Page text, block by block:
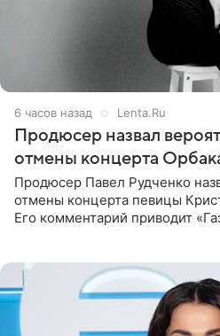
6 часов назад Lenta.Ru
Продюсер назвал
отмены концерта
Продюсер Павел Рудченко
отмены концерта певицы
Его комментарий приводит